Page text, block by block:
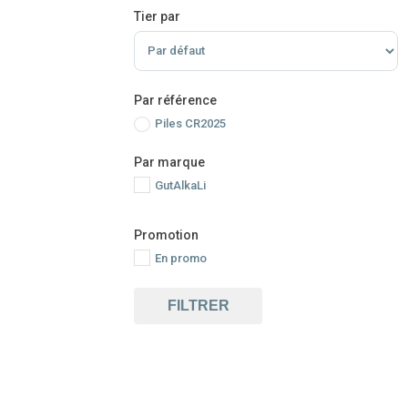
Tier par
Sort Products
Par référence
Piles CR2025
Par marque
GutAlkaLi
Promotion
En promo
FILTRER